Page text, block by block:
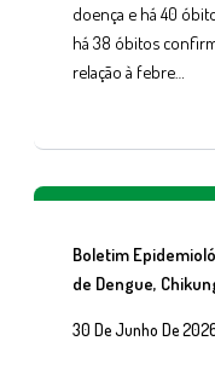
doença e há 40
há 38 óbitos
relação à febre…
Boletim
de Dengue,
30 De Junho De